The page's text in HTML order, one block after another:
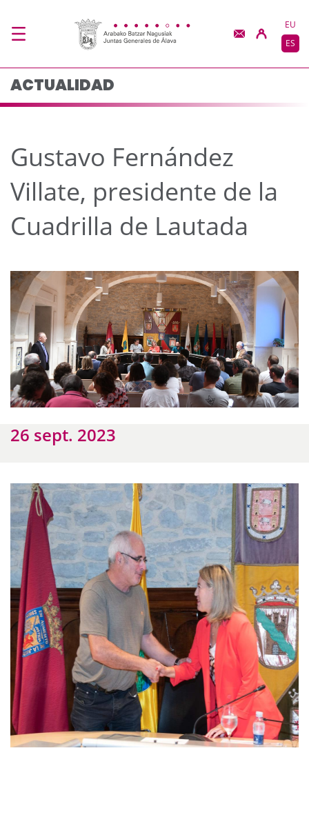
Gustavo Fernández
EU
ES
ACTUALIDAD
Gustavo Fernández
Villate, presidente de la
Cuadrilla de Lautada
26 sept. 2023